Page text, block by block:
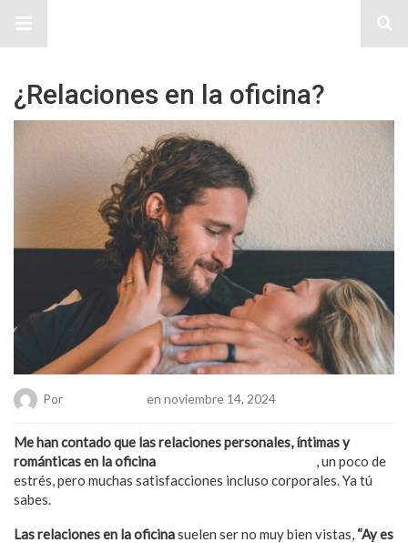
¿Relaciones en la oficina?
Por en noviembre 14, 2024
Me han contado que las relaciones personales, íntimas y
románticas en la oficina
, un poco de
estrés, pero muchas satisfacciones incluso corporales. Ya tú
sabes.
Las relaciones en la oficinasuelen ser no muy bien vistas, “Ay es